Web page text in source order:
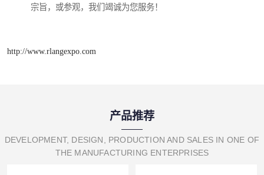
宗旨，或参观，我们竭诚为您服务！
http://www.rlangexpo.com
产品推荐
DEVELOPMENT, DESIGN, PRODUCTION AND SALES IN ONE OF
THE MANUFACTURING ENTERPRISES